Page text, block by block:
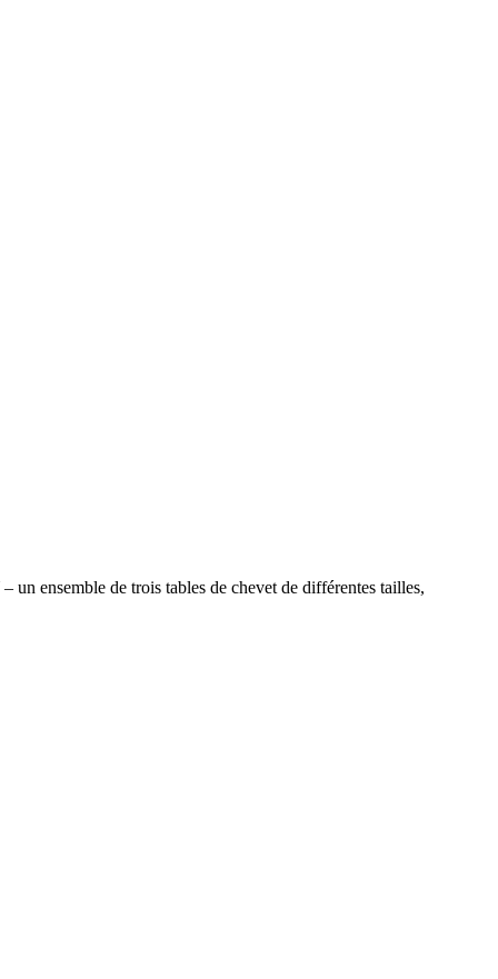
ensemble de trois tables de chevet de différentes tailles,